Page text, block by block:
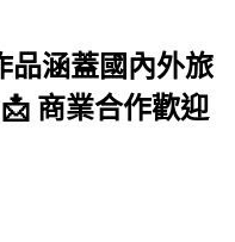
品涵蓋國內外旅
商業合作歡迎